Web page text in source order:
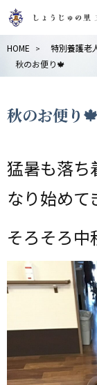
HOME > 特別養護老
秋のお便り🍁
秋のお便り🍁
猛暑も落ち
なり始め
そろそろ